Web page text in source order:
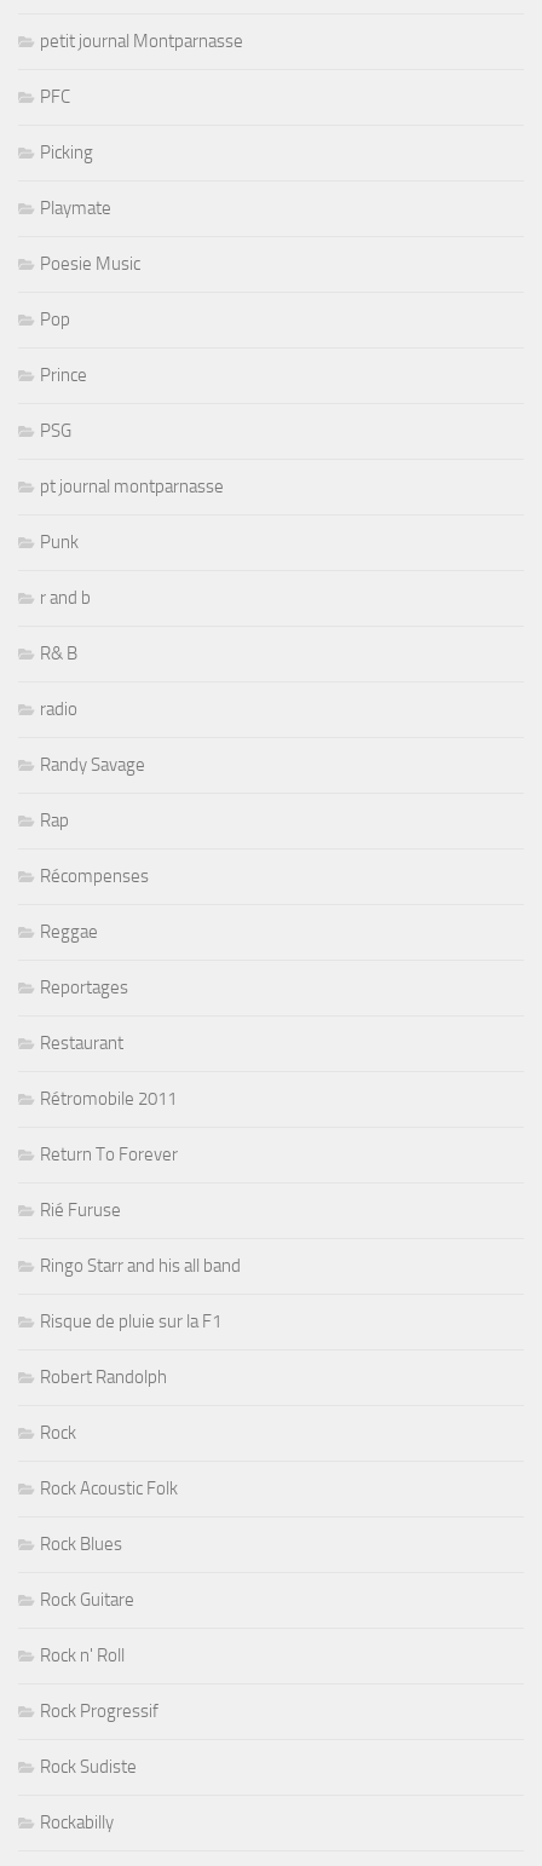
petit journal Montparnasse
PFC
Picking
Playmate
Poesie Music
Pop
Prince
PSG
pt journal montparnasse
Punk
r and b
R& B
radio
Randy Savage
Rap
Récompenses
Reggae
Reportages
Restaurant
Rétromobile 2011
Return To Forever
Rié Furuse
Ringo Starr and his all band
Risque de pluie sur la F1
Robert Randolph
Rock
Rock Acoustic Folk
Rock Blues
Rock Guitare
Rock n' Roll
Rock Progressif
Rock Sudiste
Rockabilly